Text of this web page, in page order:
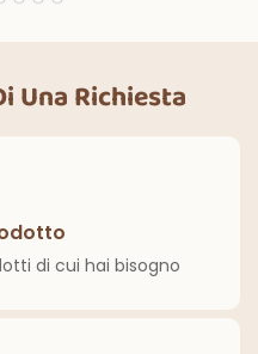
decorazioni
classiche per interni
Una Richiesta
di cui hai bisogno